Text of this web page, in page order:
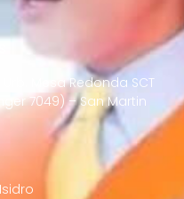
Mesa Redonda SCT
7049) – San Martin